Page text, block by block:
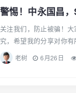
关注我们，防止被骗！
究，希望我的分享对你
老树 6月26日